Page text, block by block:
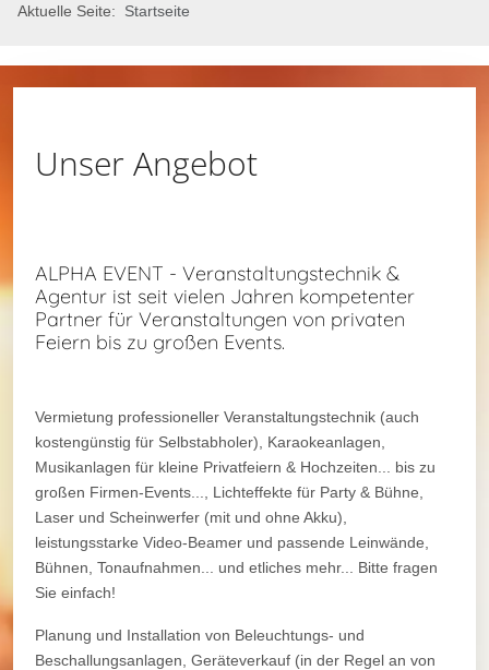
Aktuelle Seite: Startseite
Unser Angebot
ALPHA EVENT - Veranstaltungstechnik &
Agentur ist seit vielen Jahren kompetenter
Partner für Veranstaltungen von privaten
Feiern bis zu großen Events.
Vermietung professioneller Veranstaltungstechnik (auch
kostengünstig für Selbstabholer), Karaokeanlagen,
Musikanlagen für kleine Privatfeiern & Hochzeiten... bis zu
großen Firmen-Events..., Lichteffekte für Party & Bühne,
Laser und Scheinwerfer (mit und ohne Akku),
leistungsstarke Video-Beamer und passende Leinwände,
Bühnen, Tonaufnahmen... und etliches mehr... Bitte fragen
Sie einfach!
Planung und Installation von Beleuchtungs- und
Beschallungsanlagen, Geräteverkauf (in der Regel an von